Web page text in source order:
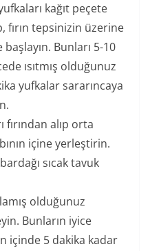
kağıt peçete
fırın tepsinizin üzerine
Bunları 5-10
ısıtmış olduğunuz
yufkalar sararıncaya
fırından alıp orta
içine yerleştirin.
sıcak tavuk
olduğunuz
Bunların iyice
içinde 5 dakika kadar